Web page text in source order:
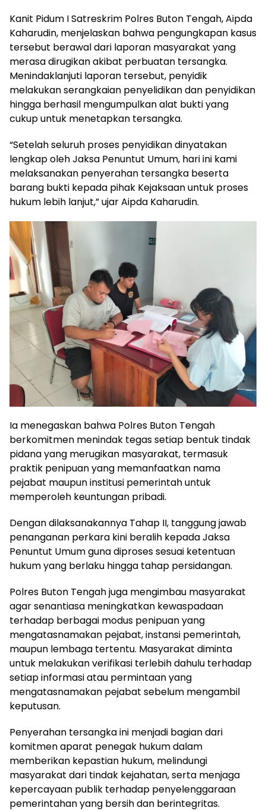
Kanit Pidum I Satreskrim Polres Buton Tengah, Aipda
Kaharudin, menjelaskan bahwa pengungkapan kasus
tersebut berawal dari laporan masyarakat yang
merasa dirugikan akibat perbuatan tersangka.
Menindaklanjuti laporan tersebut, penyidik
melakukan serangkaian penyelidikan dan penyidikan
hingga berhasil mengumpulkan alat bukti yang
cukup untuk menetapkan tersangka.
“Setelah seluruh proses penyidikan dinyatakan
lengkap oleh Jaksa Penuntut Umum, hari ini kami
melaksanakan penyerahan tersangka beserta
barang bukti kepada pihak Kejaksaan untuk proses
hukum lebih lanjut,” ujar Aipda Kaharudin.
Ia menegaskan bahwa Polres Buton Tengah
berkomitmen menindak tegas setiap bentuk tindak
pidana yang merugikan masyarakat, termasuk
praktik penipuan yang memanfaatkan nama
pejabat maupun institusi pemerintah untuk
memperoleh keuntungan pribadi.
Dengan dilaksanakannya Tahap II, tanggung jawab
penanganan perkara kini beralih kepada Jaksa
Penuntut Umum guna diproses sesuai ketentuan
hukum yang berlaku hingga tahap persidangan.
Polres Buton Tengah juga mengimbau masyarakat
agar senantiasa meningkatkan kewaspadaan
terhadap berbagai modus penipuan yang
mengatasnamakan pejabat, instansi pemerintah,
maupun lembaga tertentu. Masyarakat diminta
untuk melakukan verifikasi terlebih dahulu terhadap
setiap informasi atau permintaan yang
mengatasnamakan pejabat sebelum mengambil
keputusan.
Penyerahan tersangka ini menjadi bagian dari
komitmen aparat penegak hukum dalam
memberikan kepastian hukum, melindungi
masyarakat dari tindak kejahatan, serta menjaga
kepercayaan publik terhadap penyelenggaraan
pemerintahan yang bersih dan berintegritas.